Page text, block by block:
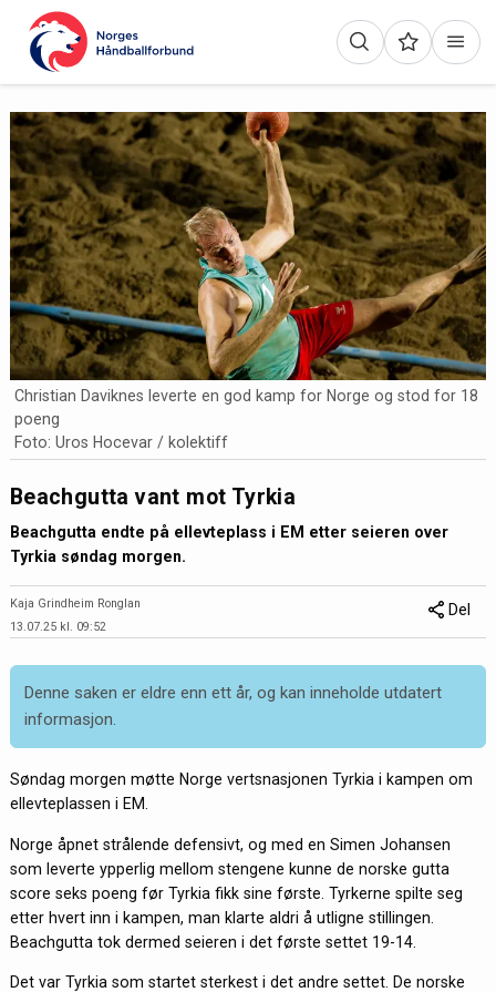
Christian Daviknes leverte en god kamp for Norge og stod for 18
poeng
Foto: Uros Hocevar / kolektiff
Beachgutta vant mot Tyrkia
Beachgutta endte på ellevteplass i EM etter seieren over
Tyrkia søndag morgen.
Kaja Grindheim Ronglan
13.07.25 kl. 09:52
Del
Denne saken er eldre enn ett år, og kan inneholde utdatert
informasjon.
Søndag morgen møtte Norge vertsnasjonen Tyrkia i kampen om
ellevteplassen i EM.
Norge åpnet strålende defensivt, og med en Simen Johansen
som leverte ypperlig mellom stengene kunne de norske gutta
score seks poeng før Tyrkia fikk sine første. Tyrkerne spilte seg
etter hvert inn i kampen, man klarte aldri å utligne stillingen.
Beachgutta tok dermed seieren i det første settet 19-14.
Det var Tyrkia som startet sterkest i det andre settet. De norske